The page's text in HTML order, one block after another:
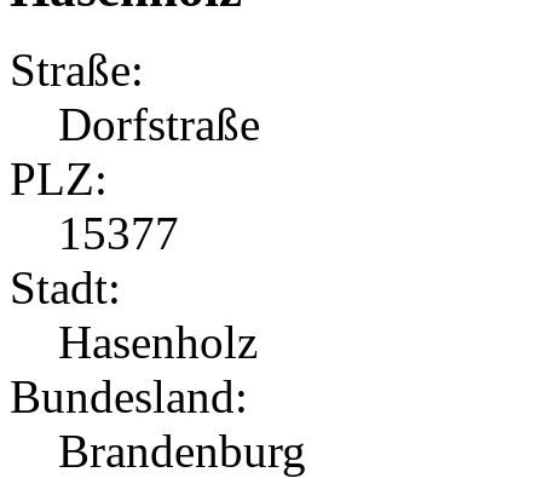
Straße:
Dorfstraße
PLZ:
15377
Stadt:
Hasenholz
Bundesland:
Brandenburg